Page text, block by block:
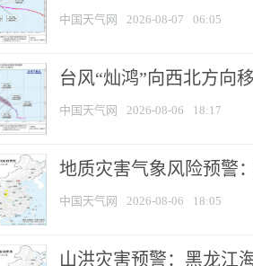
中国天气网 2026-08-07 06:05
台风“灿鸿”向西北方向
中国天气网 2026-08-06 18:17
地质灾害气象风险预警
中国天气网 2026-08-06 18:05
山洪灾害预警：黑龙江